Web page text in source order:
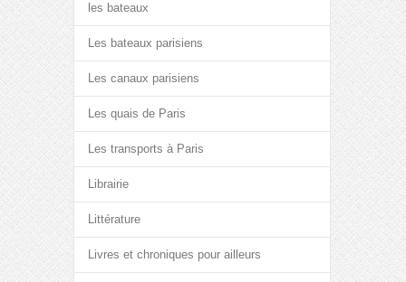
les bateaux
Les bateaux parisiens
Les canaux parisiens
Les quais de Paris
Les transports à Paris
Librairie
Littérature
Livres et chroniques pour ailleurs